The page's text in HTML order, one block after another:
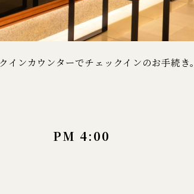
ンカウンターでチェックインのお手続き。
PM 4:00